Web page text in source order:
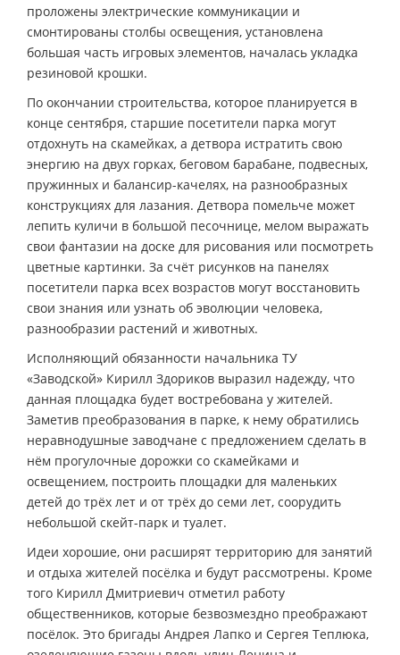
проложены электрические коммуникации и
смонтированы столбы освещения, установлена
большая часть игровых элементов, началась укладка
резиновой крошки.
По окончании строительства, которое планируется в
конце сентября, старшие посетители парка могут
отдохнуть на скамейках, а детвора истратить свою
энергию на двух горках, беговом барабане, подвесных,
пружинных и балансир-качелях, на разнообразных
конструкциях для лазания. Детвора помельче может
лепить куличи в большой песочнице, мелом выражать
свои фантазии на доске для рисования или посмотреть
цветные картинки. За счёт рисунков на панелях
посетители парка всех возрастов могут восстановить
свои знания или узнать об эволюции человека,
разнообразии растений и животных.
Исполняющий обязанности начальника ТУ
«Заводской» Кирилл Здориков выразил надежду, что
данная площадка будет востребована у жителей.
Заметив преобразования в парке, к нему обратились
неравнодушные заводчане с предложением сделать в
нём прогулочные дорожки со скамейками и
освещением, построить площадки для маленьких
детей до трёх лет и от трёх до семи лет, соорудить
небольшой скейт-парк и туалет.
Идеи хорошие, они расширят территорию для занятий
и отдыха жителей посёлка и будут рассмотрены. Кроме
того Кирилл Дмитриевич отметил работу
общественников, которые безвозмездно преображают
посёлок. Это бригады Андрея Лапко и Сергея Теплюка,